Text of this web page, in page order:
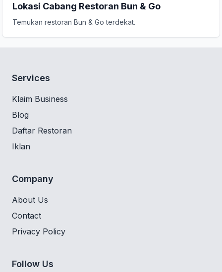
Lokasi Cabang Restoran Bun & Go
Temukan restoran Bun & Go terdekat.
Services
Klaim Business
Blog
Daftar Restoran
Iklan
Company
About Us
Contact
Privacy Policy
Follow Us